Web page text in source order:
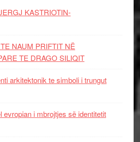
KASTRIOTIN-
NAUM PRIFTIT NË
TE DRAGO SILIQIT
arkitektonik te simboli i trungut
evropian i mbrojtjes së identitetit